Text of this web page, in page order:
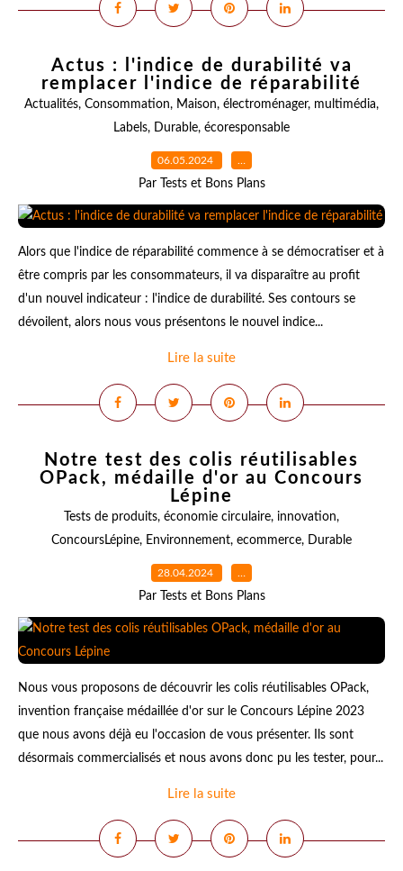
Actus : l'indice de durabilité va
remplacer l'indice de réparabilité
Actualités, Consommation, Maison, électroménager, multimédia,
Labels, Durable, écoresponsable
06.05.2024 …
Par Tests et Bons Plans
Alors que l'indice de réparabilité commence à se démocratiser et à
être compris par les consommateurs, il va disparaître au profit
d'un nouvel indicateur : l'indice de durabilité. Ses contours se
dévoilent, alors nous vous présentons le nouvel indice...
Lire la suite
Notre test des colis réutilisables
OPack, médaille d'or au Concours
Lépine
Tests de produits, économie circulaire, innovation,
ConcoursLépine, Environnement, ecommerce, Durable
28.04.2024 …
Par Tests et Bons Plans
Nous vous proposons de découvrir les colis réutilisables OPack,
invention française médaillée d'or sur le Concours Lépine 2023
que nous avons déjà eu l'occasion de vous présenter. Ils sont
désormais commercialisés et nous avons donc pu les tester, pour...
Lire la suite